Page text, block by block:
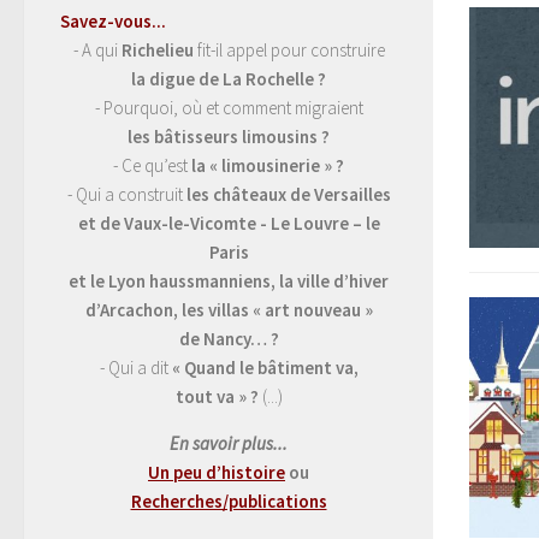
Savez-vous...
- A qui Richelieu fit-il appel pour construire
la digue de La Rochelle ?
- Pourquoi, où et comment migraient
les bâtisseurs limousins ?
- Ce qu’est la « limousinerie » ?
- Qui a construitles châteaux de Versailles
et de Vaux-le-Vicomte - Le Louvre – le
Paris
et le Lyon haussmanniens, la ville d’hiver
d’Arcachon, les villas « art nouveau »
de Nancy… ?
- Qui a dit« Quand le bâtiment va,
tout va » ? (...)
En savoir plus...
Un peu d’histoire ou
Recherches/publications